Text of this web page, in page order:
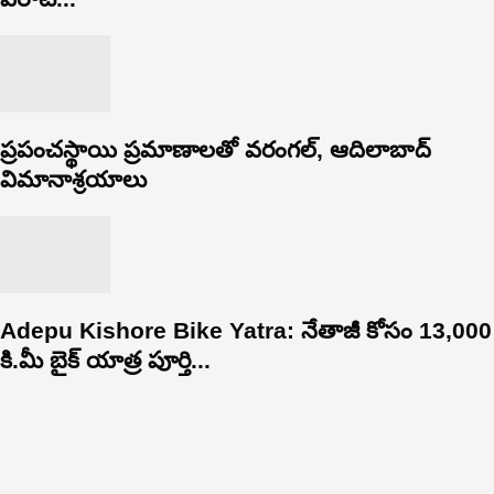
ప్రపంచస్థాయి ప్రమాణాలతో వరంగల్, ఆదిలాబాద్
విమానాశ్రయాలు
Adepu Kishore Bike Yatra: నేతాజీ కోసం 13,000
కి.మీ బైక్ యాత్ర పూర్తి...